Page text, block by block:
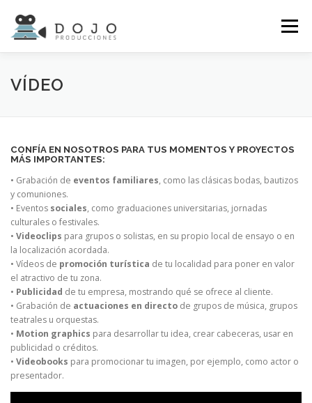
contenido
Menú
INICIO
VÍDEO
CONFÍA EN NOSOTROS PARA TUS MOMENTOS Y PROYECTOS
MÁS IMPORTANTES:
• Grabación de eventos familiares, como las clásicas bodas, bautizos
y comuniones.
• Eventos sociales, como graduaciones universitarias, jornadas
culturales o festivales.
• Videoclips para grupos o solistas, en su propio local de ensayo o en
la localización acordada.
• Vídeos de promoción turística de tu localidad para poner en valor
el atractivo de tu zona.
• Publicidad de tu empresa, mostrando qué se ofrece al cliente.
• Grabación de actuaciones en directo de grupos de música, grupos
teatrales u orquestas.
• Motion graphics para desarrollar tu idea, crear cabeceras, usar en
publicidad o créditos.
• Videobooks para promocionar tu imagen, por ejemplo, como actor o
presentador.